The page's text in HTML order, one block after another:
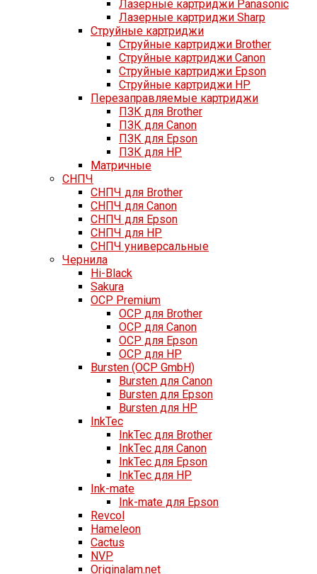
Лазерные картриджи Panasonic
Лазерные картриджи Sharp
Струйные картриджи
Струйные картриджи Brother
Струйные картриджи Canon
Струйные картриджи Epson
Струйные картриджи HP
Перезаправляемые картриджи
ПЗК для Brother
ПЗК для Canon
ПЗК для Epson
ПЗК для HP
Матричные
СНПЧ
СНПЧ для Brother
СНПЧ для Canon
СНПЧ для Epson
СНПЧ для HP
СНПЧ универсальные
Чернила
Hi-Black
Sakura
OCP Premium
OCP для Brother
OCP для Canon
OCP для Epson
OCP для HP
Bursten (OCP GmbH)
Bursten для Canon
Bursten для Epson
Bursten для HP
InkTec
InkTec для Brother
InkTec для Canon
InkTec для Epson
InkTec для HP
Ink-mate
Ink-mate для Epson
Revcol
Hameleon
Cactus
NVP
Originalam.net